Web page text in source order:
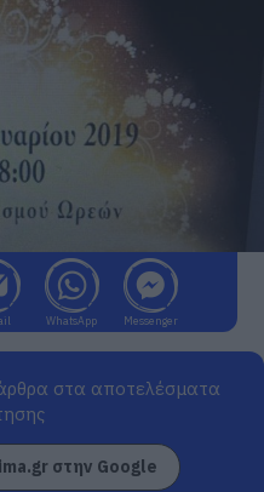
WhatsApp Messenger
στα αποτελέσματα
στην Google